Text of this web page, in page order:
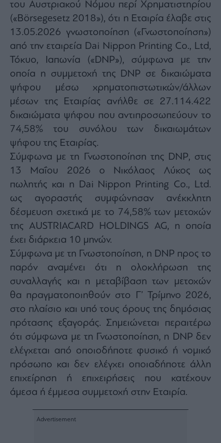
Monocle
Media
Lab
Mononews100
Εγγραφείτε
στο
Newsletter
του
mononews.gr
By
submitting
your
email,
agree
our
Terms
and
Privacy
Notice.
You
opt
out
at
any
This
is
protected
by
reCAPTCHA
and
the
Google
Privacy
Policy
and
Terms
of
Service
apply.
του Αυστριακού Νόμου περί Χρηματιστηρίου
(«Börsegesetz 2018»), ότι η Εταιρία έλαβε στις
13.05.2026 γνωστοποίηση («Γνωστοποίηση»)
από την εταιρεία Dai Nippon Printing Co., Ltd,
Τόκυο, Ιαπωνία («DNP»), σύμφωνα με την
οποία η συμμετοχή της DNP σε δικαιώματα
ψήφου μέσω χρηματοπιστωτικών/άλλων
μέσων της Εταιρίας ανήλθε σε 27.114.422
δικαιώματα ψήφου που αντιπροσωπεύουν το
74,58% του συνόλου των δικαιωμάτων
ψήφου της Εταιρίας.
Σύμφωνα με τη Γνωστοποίηση της DNP, στις
13 Μαΐου 2026 ο Νικόλαος Λύκος ως
πωλητής και η Dai Nippon Printing Co., Ltd.
ως αγοραστής συμφώνησαν ανέκκλητη
δέσμευση σχετικά με το 74,58% των μετοχών
της AUSTRIACARD HOLDINGS AG, η οποία
έχει διάρκεια 10 μηνών.
Σύμφωνα με τη Γνωστοποίηση, η DNP προς το
παρόν αναμένει ότι η ολοκλήρωση της
συναλλαγής και η μεταβίβαση των μετοχών
θα πραγματοποιηθούν στο Γ’ Τρίμηνο 2026,
στο πλαίσιο και υπό τους όρους της δημόσιας
πρότασης εξαγοράς. Σημειώνεται περαιτέρω
ότι σύμφωνα με τη Γνωστοποίηση, η DNP δεν
ελέγχεται από οποιοδήποτε φυσικό ή νομικό
πρόσωπο και δεν ελέγχει οποιαδήποτε άλλη
επιχείρηση ή επιχειρήσεις που κατέχουν
άμεσα ή έμμεσα συμμετοχή στην Εταιρία.